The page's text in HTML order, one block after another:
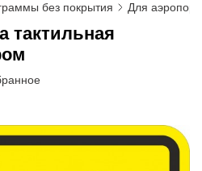
без покрытия Для
тактильная